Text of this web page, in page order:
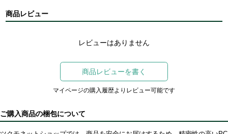
商品レビュー
レビューはありません
商品レビューを書く
マイページの購入履歴よりレビュー可能です
ご購入商品の梱包について